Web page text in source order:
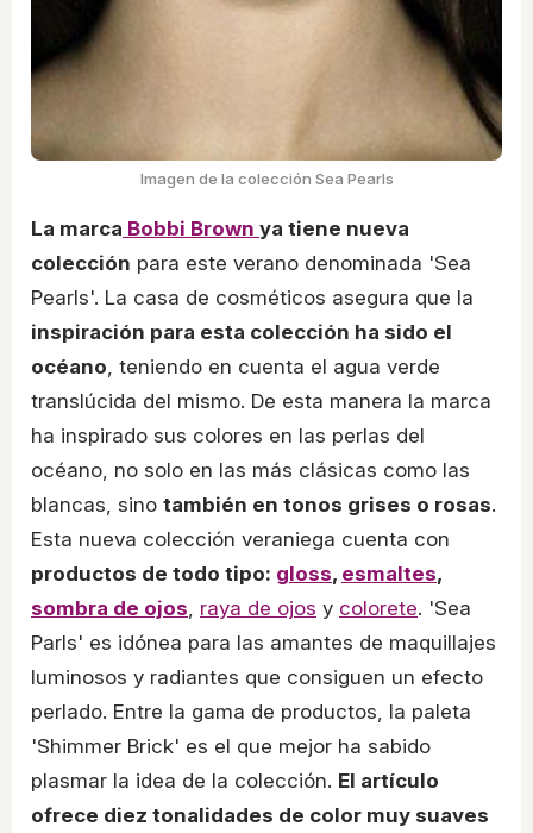
Imagen de la colección Sea Pearls
La marca Bobbi Brown ya tiene nueva
colección para este verano denominada 'Sea
Pearls'. La casa de cosméticos asegura que la
inspiración para esta colección ha sido el
océano , teniendo en cuenta el agua verde
translúcida del mismo. De esta manera la marca
ha inspirado sus colores en las perlas del
océano, no solo en las más clásicas como las
blancas, sino también en tonos grises o rosas.
Esta nueva colección veraniega cuenta con
productos de todo tipo: gloss, esmaltes,
sombra de ojos raya de ojos y colorete. 'Sea
Parls' es idónea para las amantes de maquillajes
luminosos y radiantes que consiguen un efecto
perlado. Entre la gama de productos, la paleta
'Shimmer Brick' es el que mejor ha sabido
plasmar la idea de la colección. El artículo
ofrece diez tonalidades de color muy suaves